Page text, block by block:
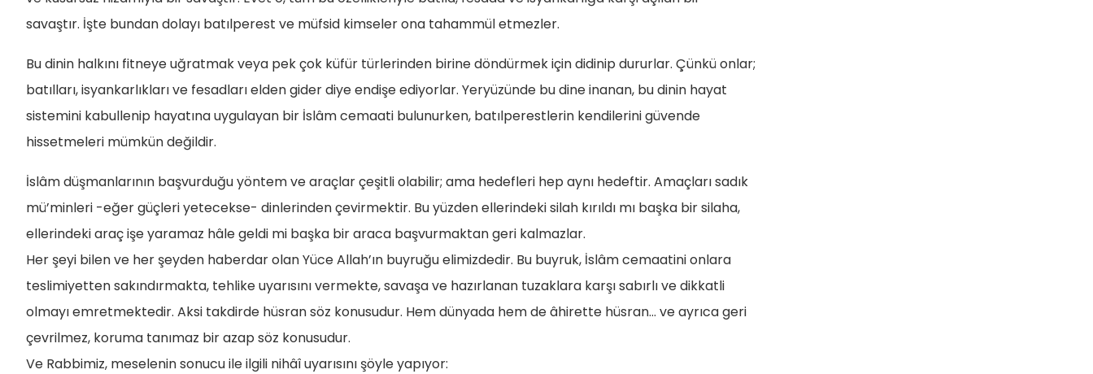
savaştır. İşte bundan dolayı batılperest ve müfsid kimseler ona tahammül etmezler.
Bu dinin halkını fitneye uğratmak veya pek çok küfür türlerinden birine döndürmek için didinip dururlar. Çünkü onlar;
batılları, isyankarlıkları ve fesadları elden gider diye endişe ediyorlar. Yeryüzünde bu dine inanan, bu dinin hayat
sistemini kabullenip hayatına uygulayan bir İslâm cemaati bulunurken, batılperestlerin kendilerini güvende
hissetmeleri mümkün değildir.
İslâm düşmanlarının başvurduğu yöntem ve araçlar çeşitli olabilir; ama hedefleri hep aynı hedeftir. Amaçları sadık
mü’minleri -eğer güçleri yetecekse- dinlerinden çevirmektir. Bu yüzden ellerindeki silah kırıldı mı başka bir silaha,
ellerindeki araç işe yaramaz hâle geldi mi başka bir araca başvurmaktan geri kalmazlar.
Her şeyi bilen ve her şeyden haberdar olan Yüce Allah’ın buyruğu elimizdedir. Bu buyruk, İslâm cemaatini onlara
teslimiyetten sakındırmakta, tehlike uyarısını vermekte, savaşa ve hazırlanan tuzaklara karşı sabırlı ve dikkatli
olmayı emretmektedir. Aksi takdirde hüsran söz konusudur. Hem dünyada hem de âhirette hüsran… ve ayrıca geri
çevrilmez, koruma tanımaz bir azap söz konusudur.
Ve Rabbimiz, meselenin sonucu ile ilgili nihâî uyarısını şöyle yapıyor: